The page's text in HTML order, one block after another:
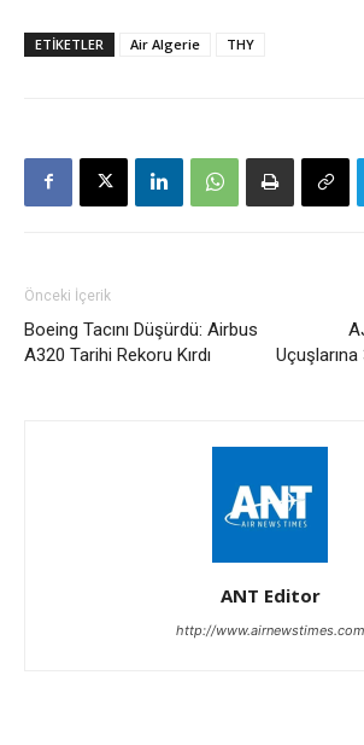
ETIKETLER Air Algerie THY
Önceki İçerik
Boeing Tacını Düşürdü: Airbus
A320 Tarihi Rekoru Kırdı
Uçuşlarına
ANT Editor
http://www.airnewstimes.com